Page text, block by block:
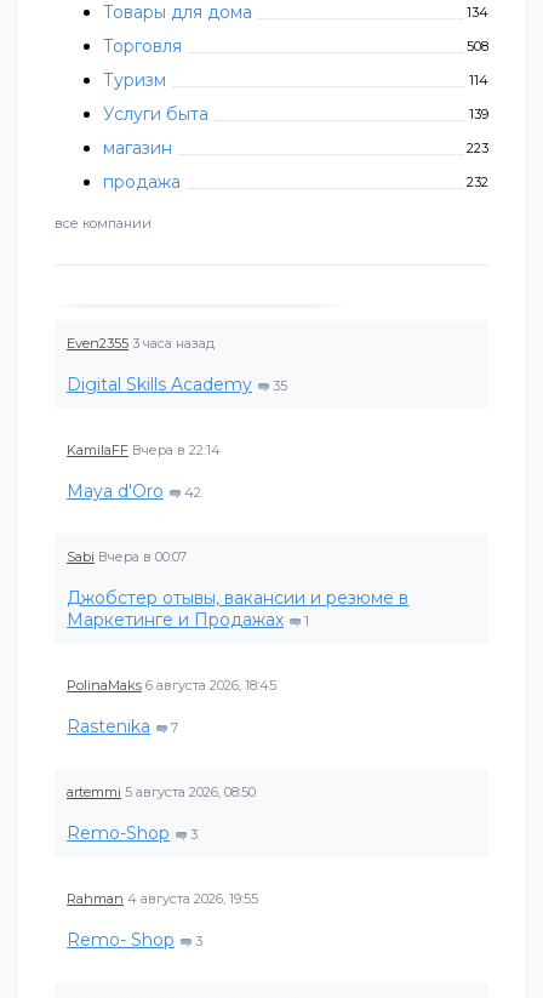
Товары для дома 134
Торговля 508
Туризм 114
Услуги быта 139
магазин 223
продажа 232
все компании
Even2355 3 часа назад
Digital Skills Academy 35
KamilaFF Вчера в 22:14
Maya d'Oro 42
Sabi Вчера в 00:07
Джобстер отывы, вакансии и резюме в
Маркетинге и Продажах
1
PolinaMaks 6 августа 2026, 18:45
Rastenika 7
artemmi 5 августа 2026, 08:50
Remo-Shop 3
Rahman 4 августа 2026, 19:55
Remo- Shop 3